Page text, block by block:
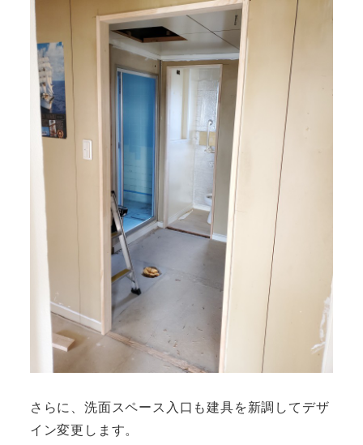
さらに、洗面スペース入口も建具を新調してデザ
イン変更します。